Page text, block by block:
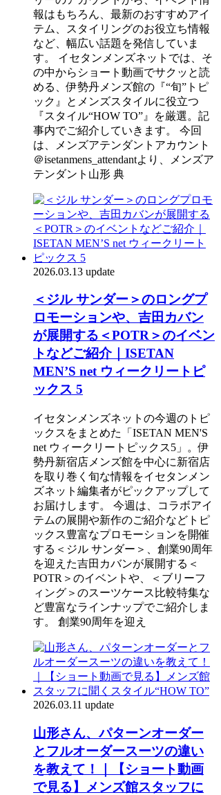
報はもちろん、最新のおすすめアイ
テム、スタイリングのお役立ち情報
など、幅広い話題を発信していま
す。 イセタンメンズネットでは、そ
の中からショート動画でサクッと読
める、伊勢丹メンズ館の『“旬”トピ
ック』とメンズスタイルに役立つ
『スタイル“HOW TO”』を厳選。記
事内でご紹介していきます。 今回
は、メンズアテンダントアカウント
＠isetanmens_attendantより、メンズア
テンダント山形 典
2026.03.13 update
＜ジル サンダー＞のロングプ
ロモーションや、吉田カバン
が展開する＜POTR＞のイベン
トなどご紹介｜ISETAN
MEN’S net ウィークリートピ
ックス 5
イセタンメンズネットの今週のトピ
ックスをまとめた「ISETAN MEN'S
net ウィークリートピックス5」。伊
勢丹新宿店メンズ館を中心に新宿店
を取り巻く旬な情報をイセタンメン
ズネット編集者がピックアップして
お届けします。 今週は、コラボアイ
テムの展開や新作のご紹介などトピ
ックス豊富なプロモーションを開催
する＜ジル サンダー＞、創業90周年
を迎えた吉田カバンが展開する＜
POTR＞のイベントや、＜ブリーフ
ィング＞のスーツケース比較特集な
ど豊富なラインナップでご紹介しま
す。 創業90周年を迎え
2026.03.11 update
山形さん、パターンオーダー
とフルオーダースーツの違い
を教えて！｜【ショート動画
で見る】メンズ館スタッフに